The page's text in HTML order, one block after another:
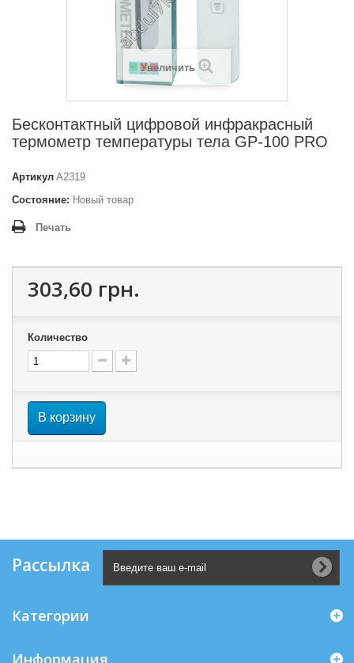
Увеличить
Бесконтактный цифровой инфракрасный
термометр температуры тела GP-100 PRO
Артикул A2319
Состояние: Новый товар
Печать
303,60 грн.
Количество
В корзину
Рассылка
Категории
Информация